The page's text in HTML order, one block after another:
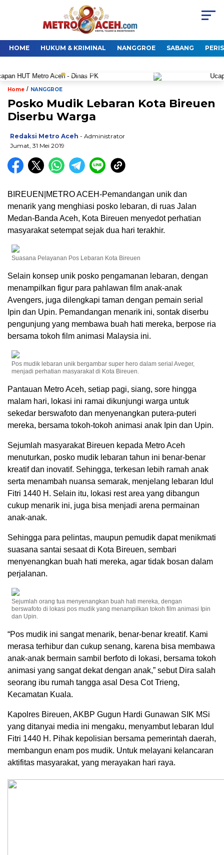
HOME HUKUM & KRIMINAL NANGGROE SABANG
Home / NANGGROE
Posko Mudik Lebaran Kota Bireuen
Diserbu Warga
Redaksi Metro Aceh - Administrator
Jumat, 31 Mei 2019
BIREUEN|METRO ACEH-Pemandangan unik dan
menarik yang menghiasi posko lebaran, di ruas Jalan
Medan-Banda Aceh, Kota Bireuen menyedot perhatian
masyarakat setempat sejak dua hari terakhir.
Suasana Pelayanan Pos Lebaran Kota Bireuen
Selain konsep unik posko pengamanan lebaran, dengan
menampilkan figur para pahlawan film anak-anak
Avengers, juga dilengkapi taman dengan pemain serial
Ipin dan Upin. Pemandangan menarik ini, sontak diserbu
pengunjung yang membawa buah hati mereka, berpose ria
bersama tokoh film animasi Malaysia ini.
Pos mudik lebaran unik bergambar super hero dalam serial Aveger,
menjadi perhatian masyarakat di Kota Bireuen.
Pantauan Metro Aceh, setiap pagi, siang, sore hingga
malam hari, lokasi ini ramai dikunjungi warga untuk
sekedar berswafoto dan menyenangkan putera-puteri
mereka, bersama tokoh-tokoh animasi anak Ipin dan Upin.
Sejumlah masyarakat Bireuen kepada Metro Aceh
menuturkan, posko mudik lebaran tahun ini benar-benar
kreatif dan inovatif. Sehingga, terkesan lebih ramah anak
serta menambah nuansa semarak, menjelang lebaran Idul
Fitri 1440 H. Selain itu, lokasi rest area yang dibangun
cukup menarik ini, juga bisa menjadi arena permainan
anak-anak.
Sehingga para pelintas, maupun pemudik dapat menikmati
suasana santai sesaat di Kota Bireuen, sembari
menyenangkan buah hati mereka, agar tidak bosan dalam
perjalanan.
Sejumlah orang tua menyenangkan buah hati mereka, dengan
berswafoto di lokasi pos mudik yang menampilkan tokoh film animasi Ipin
dan Upin.
“Pos mudik ini sangat menarik, benar-benar kreatif. Kami
merasa terhibur dan cukup senang, karena bisa membawa
anak-anak bermain sambil berfoto di lokasi, bersama tokoh
animasi yang sangat dekat dengan anak,” sebut Dira salah
seorang ibu rumah tangga asal Desa Cot Trieng,
Kecamatan Kuala.
Kapolres Bireuen, AKBP Gugun Hardi Gunawan SIK MSi
yang ditanyai media ini mengaku, menyambut lebaran Idul
Fitri 1440 H. Pihak kepolisian bersama pemerintah daerah,
membangun enam pos mudik. Untuk melayani kelancaran
aktifitas masyarakat, yang merayakan hari raya.